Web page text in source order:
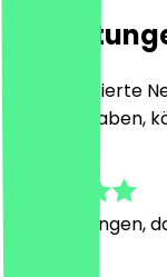
Nur registrierte
besucht haben,
Bewertungen,